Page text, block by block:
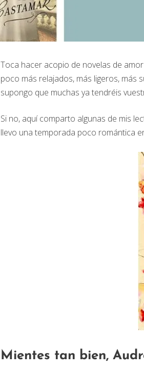
Toca hacer acopio de novelas de
poco más relajados, más ligeros, más
supongo que muchas ya tendréis
Si no, aquí comparto algunas de mis
llevo una temporada poco romántica
Mientes tan bien,